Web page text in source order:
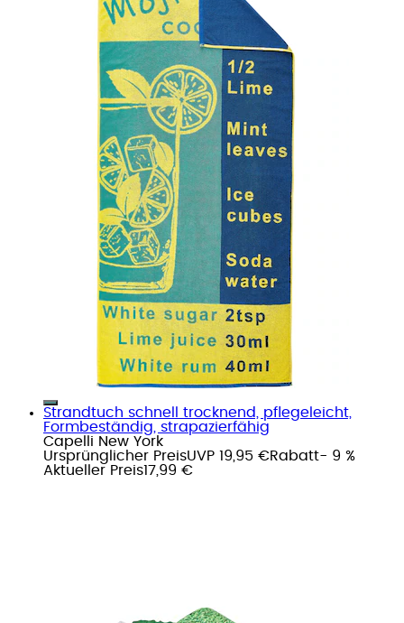
Strandtuch schnell trocknend, pflegeleicht,
Formbeständig, strapazierfähig
Capelli New York
Ursprünglicher PreisUVP 19,95 €Rabatt- 9 %
Aktueller Preis17,99 €